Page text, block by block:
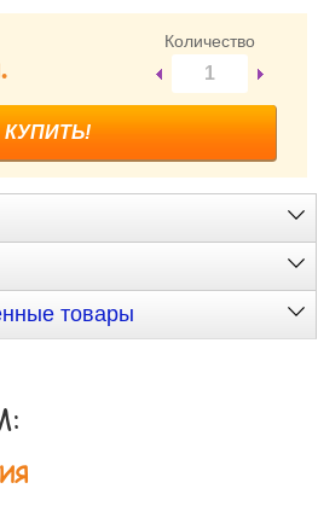
Количество
товары